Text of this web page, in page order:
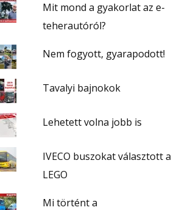
Mit mond a gyakorlat az e-
teherautóról?
Nem fogyott, gyarapodott!
Tavalyi bajnokok
Lehetett volna jobb is
IVECO buszokat választott a
LEGO
Mi történt a